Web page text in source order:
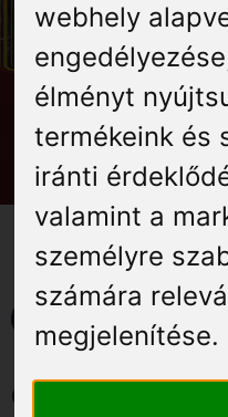
webhely
engedélyezése
élményt
termékeink és
iránti
valamint a
személyre
számára
megjelenítése.
Vendéglátás
Élmények
Gyógyuljon Kisújon
Galéria
Odüsszeia –
Christopher Nolan